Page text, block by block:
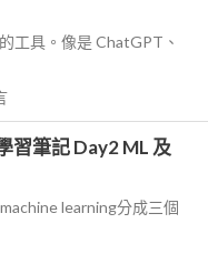
工具。像是 ChatGPT、
習筆記 Day2 ML 及
learning分成三個